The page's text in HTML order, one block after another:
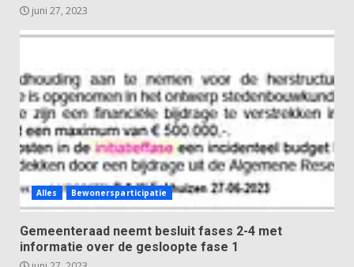
juni 27, 2023
Alles Bewonersparticipatie
Gemeenteraad neemt besluit fases 2-4 met
informatie over de gesloopte fase 1